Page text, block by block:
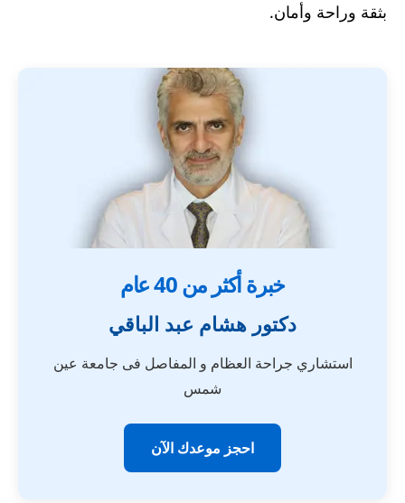
بثقة وراحة وأمان.
خبرة أكثر من 40 عام
دكتور هشام عبد الباقي
استشاري جراحة العظام و المفاصل فى جامعة عين
شمس
احجز موعدك الآن